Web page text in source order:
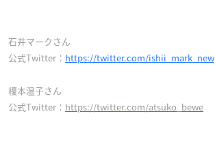
石井マークさん
公式Twitter： https://twitter.com/ishii_mark_new
榎本温子さん
公式Twitter： https://twitter.com/atsuko_bewe